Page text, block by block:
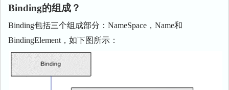
Binding的组成？
Binding包括三个组成部分：NameSpace，Name和
BindingElement，如下图所示：